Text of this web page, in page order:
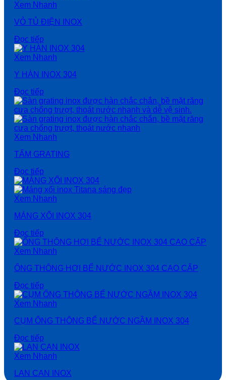
Xem Nhanh
VỎ TỦ ĐIỆN INOX
Đọc tiếp
Xem Nhanh
Y HÀN INOX 304
Đọc tiếp
Xem Nhanh
TẤM GRATING
Đọc tiếp
Xem Nhanh
MÁNG XỐI INOX 304
Đọc tiếp
Xem Nhanh
ỐNG THÔNG HƠI BỂ NƯỚC INOX 304 CAO CẤP
Đọc tiếp
Xem Nhanh
CỤM ỐNG THÔNG BỂ NƯỚC NGẦM INOX 304
Đọc tiếp
Xem Nhanh
LAN CAN INOX